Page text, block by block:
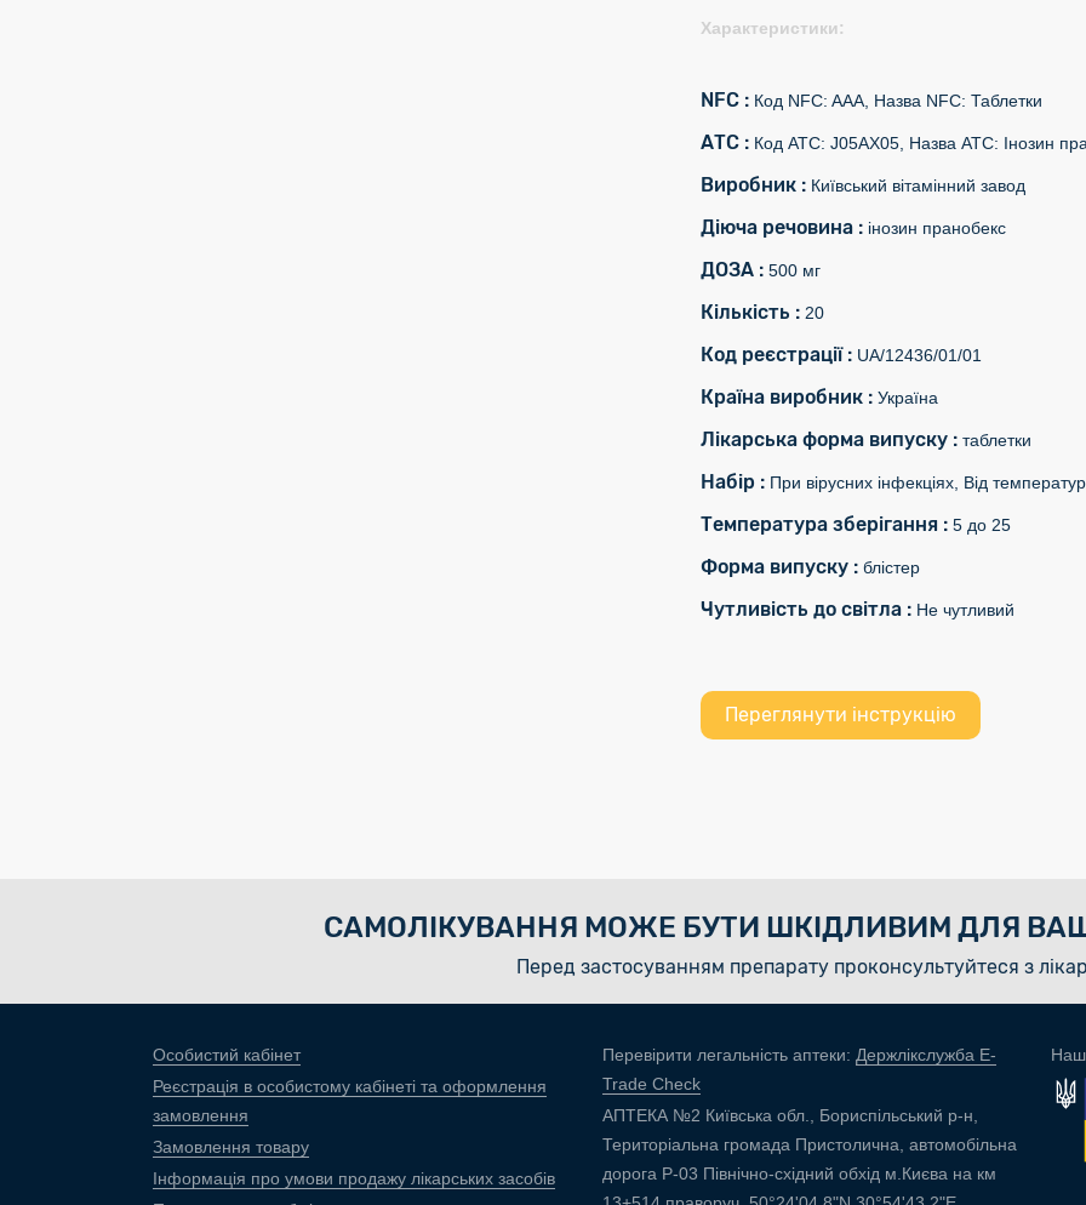
Характеристики:
NFC : Код NFC: AAA, Назва NFC: Таблетки
АТС : Код АТС: J05AX05, Назва АТС: Інозин
Виробник : Київський вітамінний завод
Діюча речовина : інозин пранобекс
ДОЗА : 500 мг
Кількість : 20
Код реєстрації : UA/12436/01/01
Країна виробник : Україна
Лікарська форма випуску : таблетки
Набір : При вірусних інфекціях, Від
Температура зберігання : 5 до 25
Форма випуску : блістер
Чутливість до світла : Не чутливий
Переглянути інструкцію
САМОЛІКУВАННЯ МОЖЕ БУТИ ШКІДЛИВИМ ДЛЯ
Перед застосуванням препарату проконсультуйтеся з
Особистий кабінет
Реєстрація в особистому кабінеті та оформлення
замовлення
Замовлення товару
Інформація про умови продажу лікарських засобів
Перевірити легальність аптеки: Держлікслужба E-
Trade Check
АПТЕКА №2 Київська обл., Бориспільський р-н,
Територіальна громада Пристолична, автомобільна
дорога Р-03 Північно-східний обхід м.Києва на км